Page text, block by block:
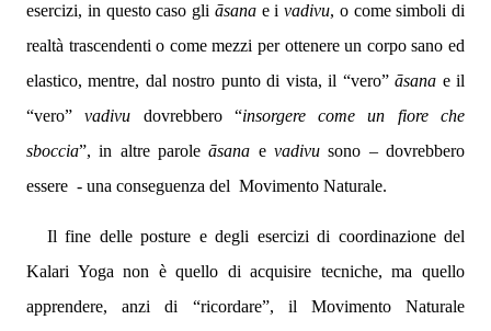
esercizi, in questo caso gli āsana e i vadivu, o come simboli di
realtà trascendenti o come mezzi per ottenere un corpo sano ed
elastico, mentre, dal nostro punto di vista, il “vero”āsana e il
“vero”vadivu dovrebbero “insorgere come un fiore che
sboccia”, in altre paroleāsana evadivusono – dovrebbero
essere - una conseguenza del Movimento Naturale.
Il fine delle posture e degli esercizi di coordinazione del
Kalari Yoga non è quello di acquisire tecniche, ma quello
apprendere, anzi di “ricordare”, il Movimento Naturale